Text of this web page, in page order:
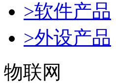
>软件产品
>外设产品
物联网